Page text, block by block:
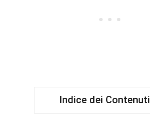
Indice dei Contenuti